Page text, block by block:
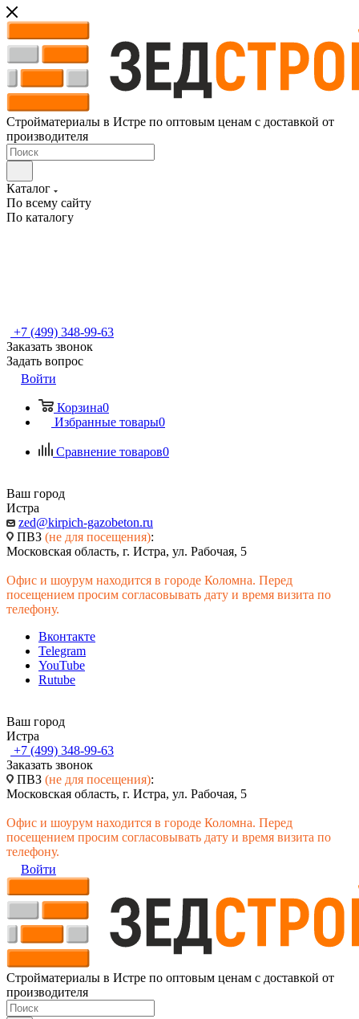
Стройматериалы в Истре по оптовым ценам с доставкой от
производителя
Каталог
По всему сайту
По каталогу
+7 (499) 348-99-63
Заказать звонок
Задать вопрос
Войти
Корзина0
Избранные товары0
Сравнение товаров0
Ваш город
Истра
zed@kirpich-gazobeton.ru
ПВЗ (не для посещения):
Московская область, г. Истра, ул. Рабочая, 5
Офис и шоурум находится в городе Коломна. Перед
посещением просим согласовывать дату и время визита по
телефону.
Вконтакте
Telegram
YouTube
Rutube
Ваш город
Истра
+7 (499) 348-99-63
Заказать звонок
ПВЗ (не для посещения):
Московская область, г. Истра, ул. Рабочая, 5
Офис и шоурум находится в городе Коломна. Перед
посещением просим согласовывать дату и время визита по
телефону.
Войти
Стройматериалы в Истре по оптовым ценам с доставкой от
производителя